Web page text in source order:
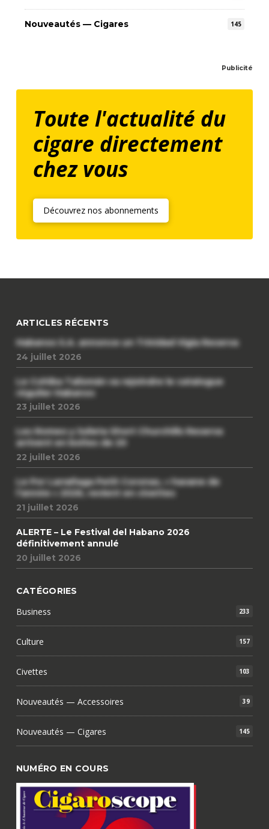
Nouveautés — Cigares 145
Publicité
Toute l'actualité du
cigare directement
chez vous
Découvrez nos abonnements
ARTICLES RÉCENTS
Habanos S.A. annonce un Trinidad Vigia Reserva
24 juillet 2026
Le Cohiba Talismán va rejoindre le catalogue
régulier Habanos
23 juillet 2026
Les Romeo y Julieta Short Churchills Reserva
arrivent en boîtes de 20
22 juillet 2026
Le Por Larrañaga Petit Coronas, « havane de
l’année » 2026, revient en civettes
21 juillet 2026
ALERTE – Le Festival del Habano 2026
définitivement annulé
20 juillet 2026
CATÉGORIES
Business 233
Culture 157
Civettes 103
Nouveautés — Accessoires 39
Nouveautés — Cigares 145
NUMÉRO EN COURS